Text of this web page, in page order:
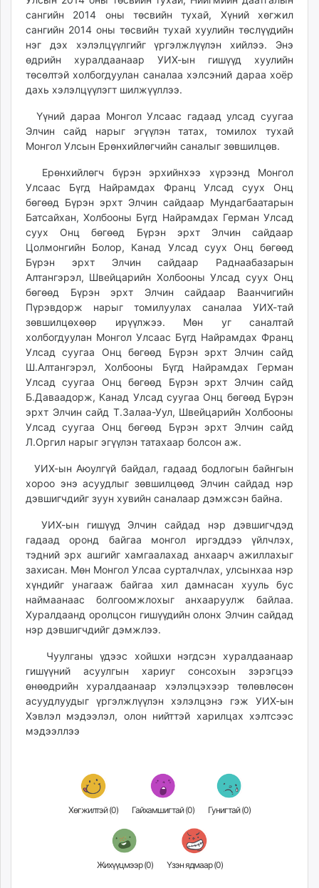
ikon.mn
mnb.mn
Livetv.mn
Eguur.mn
24tsag.mn
eagle.mn
ergelt.mn
zarig.mn
today.mn
zuv.mn
mminfo.mn
ugluu.mn
urlag.mn
unen.mn
asu.mn
shudarga.mn
shuurhai.mn
unuudur.mn
isee.mn
mglradio.com
fact.mn
itoim.mn
tumen.mn
shuum.mn
tvmongolia.mn
mass.mn
assa.mn
toim.mn
tac.mn
paparazzi.mn
unread.today
сангийн 2014 оны төсвийн тухай, Хүний хөгжил
сангийн 2014 оны төсвийн тухай хуулийн төслүүдийн
нэг дэх хэлэлцүүлгийг үргэлжлүүлэн хийлээ. Энэ
өдрийн хуралдаанаар УИХ-ын гишүүд хуулийн
төсөлтэй холбогдуулан саналаа хэлсэний дараа хоёр
дахь хэлэлцүүлэгт шилжүүллээ.
Үүний дараа Монгол Улсаас гадаад улсад суугаа
Элчин сайд нарыг эгүүлэн татах, томилох тухай
Монгол Улсын Ерөнхийлөгчийн саналыг зөвшилцөв.
Ерөнхийлөгч бүрэн эрхийнхээ хүрээнд Монгол
Улсаас Бүгд Найрамдах Франц Улсад суух Онц
бөгөөд Бүрэн эрхт Элчин сайдаар Мундагбаатарын
Батсайхан, Холбооны Бүгд Найрамдах Герман Улсад
суух Онц бөгөөд Бүрэн эрхт Элчин сайдаар
Цолмонгийн Болор, Канад Улсад суух Онц бөгөөд
Бүрэн эрхт Элчин сайдаар Раднаабазарын
Алтангэрэл, Швейцарийн Холбооны Улсад суух Онц
бөгөөд Бүрэн эрхт Элчин сайдаар Ваанчигийн
Пүрэвдорж нарыг томилуулах саналаа УИХ-тай
зөвшилцөхөөр ирүүлжээ. Мөн уг саналтай
холбогдуулан Монгол Улсаас Бүгд Найрамдах Франц
Улсад суугаа Онц бөгөөд Бүрэн эрхт Элчин сайд
Ш.Алтангэрэл, Холбооны Бүгд Найрамдах Герман
Улсад суугаа Онц бөгөөд Бүрэн эрхт Элчин сайд
Б.Даваадорж, Канад Улсад суугаа Онц бөгөөд Бүрэн
эрхт Элчин сайд Т.Залаа-Уул, Швейцарийн Холбооны
Улсад суугаа Онц бөгөөд Бүрэн эрхт Элчин сайд
Л.Оргил нарыг эгүүлэн татахаар болсон аж.
УИХ-ын Аюулгүй байдал, гадаад бодлогын байнгын
хороо энэ асуудлыг зөвшилцөөд Элчин сайдад нэр
дэвшигчдийг зуун хувийн саналаар дэмжсэн байна.
УИХ-ын гишүүд Элчин сайдад нэр дэвшигчдэд
гадаад оронд байгаа монгол иргэддээ үйлчлэх,
тэдний эрх ашгийг хамгаалахад анхаарч ажиллахыг
захисан. Мөн Монгол Улсаа сурталчлах, улсынхаа нэр
хүндийг унагааж байгаа хил дамнасан хууль бус
наймаанаас болгоомжлохыг анхааруулж байлаа.
Хуралдаанд оролцсон гишүүдийн олонх Элчин сайдад
нэр дэвшигчдийг дэмжлээ.
Чуулганы үдээс хойшхи нэгдсэн хуралдаанаар
гишүүний асуулгын хариуг сонсохын зэрэгцээ
өнөөдрийн хуралдаанаар хэлэлцэхээр төлөвлөсөн
асуудлуудыг үргэлжлүүлэн хэлэлцэнэ гэж УИХ-ын
Хэвлэл мэдээлэл, олон нийттэй харилцах хэлтсээс
мэдээллээ
Хөгжилтэй (0) Гайхамшигтай (0) Гунигтай (0)
Жихүүцмээр (0) Үзэн ядмаар (0)